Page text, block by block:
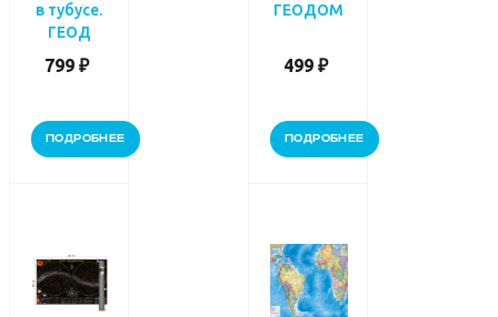
в тубусе.
ГЕОД
799 ₽
ПОДРОБНЕЕ
ГЕОДОМ
499 ₽
ПОДРОБНЕЕ